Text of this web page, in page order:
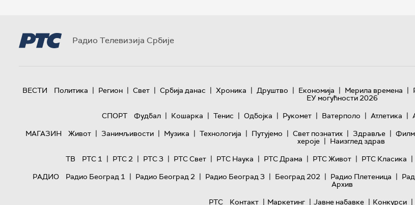
Радио Телевизија Србије
ВЕСТИ Политика | Регион | Свет | Србија данас | Хроника | Друштво | Економија | Мерила времена |
ЕУ могућности 2026
СПОРТ
Фудбал | Кошарка | Тенис | Одбојка | Рукомет | Ватерполо | Атлетика |
МАГАЗИН
Живот | Занимљивости | Музика | Технологијa | Путујемо | Свет познатих | Здравље |
хероје | Наизглед здрав
ТВ
РТС 1 | РТС 2 | РТС 3 | РТС Свет | РТС Наука | РТС Драма | РТС Живот | РТС Класика |
РАДИО
Радио Београд 1 | Радио Београд 2 | Радио Београд 3 | Београд 202 | Радио Плетеница |
Архив
РТС
Контакт | Маркетинг | Јавне набавке | Конкурси |